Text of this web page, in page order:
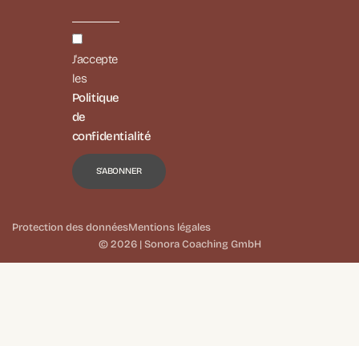
J'accepte
les
Politique
de
confidentialité
© 2026 | Sonora Coaching GmbH
Protection des donnéesMentions légales